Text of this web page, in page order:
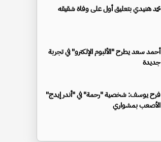
محمد هنيدي بتعليق أول على وفاة شقيقه
أحمد سعد يطرح "الألبوم الإلكترو" في تجربة
جديدة
فرح يوسف: شخصية "رحمة" في "أندر إيدج"
الأصعب بمشواري